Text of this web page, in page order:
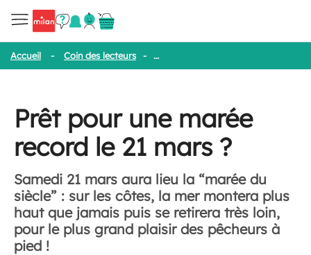
Accueil - Coin des lecteurs - Prêt pour une marée record le 21
Prêt pour une marée
record le 21 mars ?
Samedi 21 mars aura lieu la “marée du
siècle” : sur les côtes, la mer montera plus
haut que jamais puis se retirera très loin,
pour le plus grand plaisir des pêcheurs à
pied !